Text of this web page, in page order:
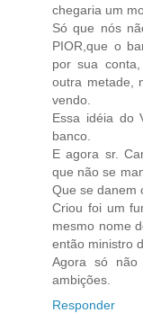
chegaria um
Só que nós
PIOR,que o
por sua
outra metade,
vendo.
Essa idéia do
banco.
E agora sr.
que não se
Que se danem
Criou foi um
mesmo nome
então ministro
Agora só
ambições.
Responder